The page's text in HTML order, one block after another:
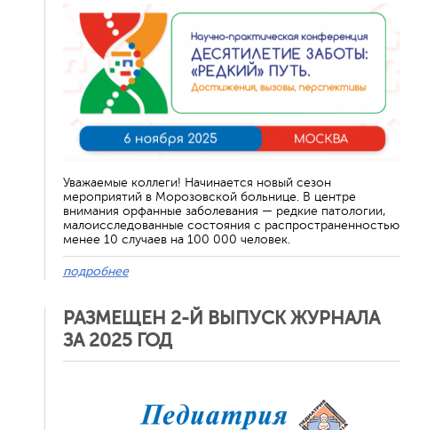
Уважаемые коллеги! Начинается новый сезон
мероприятий в Морозовской больнице. В центре
внимания орфанные заболевания — редкие патологии,
малоисследованные состояния с распространенностью
менее 10 случаев на 100 000 человек.
подробнее
РАЗМЕЩЕН 2-Й ВЫПУСК ЖУРНАЛА
ЗА 2025 ГОД
Отменить